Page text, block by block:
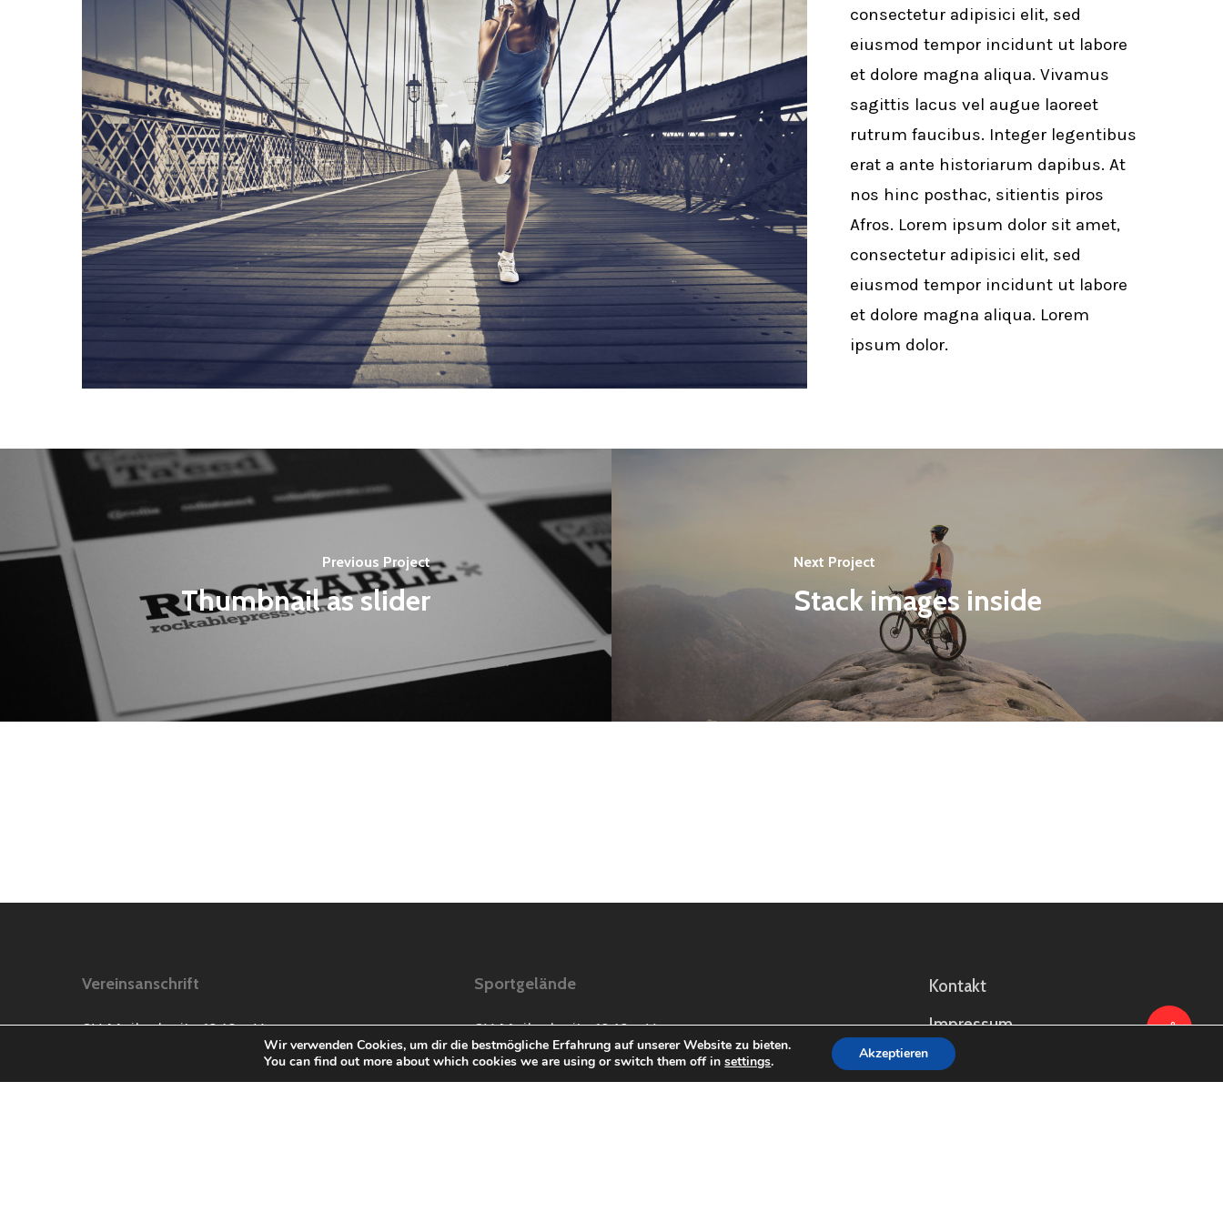
consectetur adipisici elit, sed
eiusmod tempor incidunt ut labore
et dolore magna aliqua. Vivamus
sagittis lacus vel augue laoreet
rutrum faucibus. Integer legentibus
erat a ante historiarum dapibus. At
nos hinc posthac, sitientis piros
Afros. Lorem ipsum dolor sit amet,
consectetur adipisici elit, sed
eiusmod tempor incidunt ut labore
et dolore magna aliqua. Lorem
ipsum dolor.
Previous Project
Thumbnail as slider
Next Project
Stack images inside
Vereinsanschrift
SV Meilschnitz 1949 e.V
1. Vorsitzender Yannick Greiner
Sportgelände
SV Meilschnitz 1949 e.V
Effelder Straße 17
Kontakt
Impressum
Cookie-Richtlinie (EU)
Wir verwenden Cookies, um dir die bestmögliche Erfahrung auf unserer Website zu bieten.
You can find out more about which cookies we are using or switch them off insettings. Akzeptieren